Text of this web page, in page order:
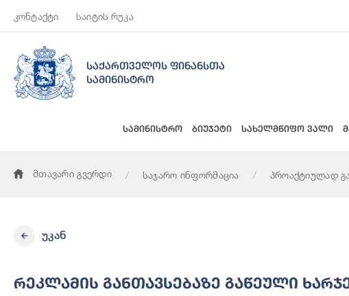
კონტაქტი საიტის რუკა
საქართველოს ფინანსთა
სამინისტრო
სამინისტრო ბიუჯეტი სახელმწიფო ვალი
მთავარი გვერდი საჯარო ინფორმაცია პროაქტიულად
უკან
Რეკლამის Განთავსებაზე Გაწეული